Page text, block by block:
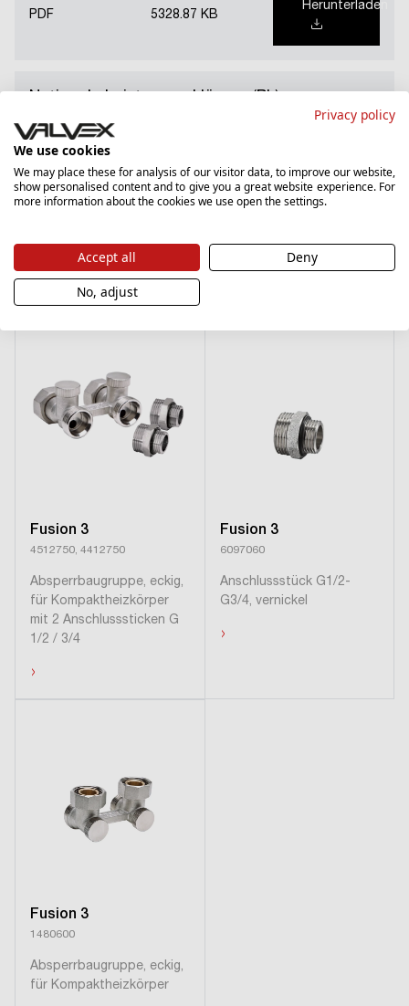
PDF 5328.87 KB
Herunterladen
PDF
Produkte der gleichen Serie
Fusion 3
4512750, 4412750
Absperrbaugruppe, eckig,
für Kompaktheizkörper
mit 2 Anschlusssticken G
1/2 / 3/4
›
Fusion 3
6097060
Anschlussstück G1/2-
G3/4, vernickel
›
Fusion 3
1480600
Absperrbaugruppe, eckig,
für Kompaktheizkörper
Privacy policy
We use cookies
We may place these for analysis of our visitor data, to improve our website,
show personalised content and to give you a great website experience. For
more information about the cookies we use open the settings.
Accept all
Deny
No, adjust